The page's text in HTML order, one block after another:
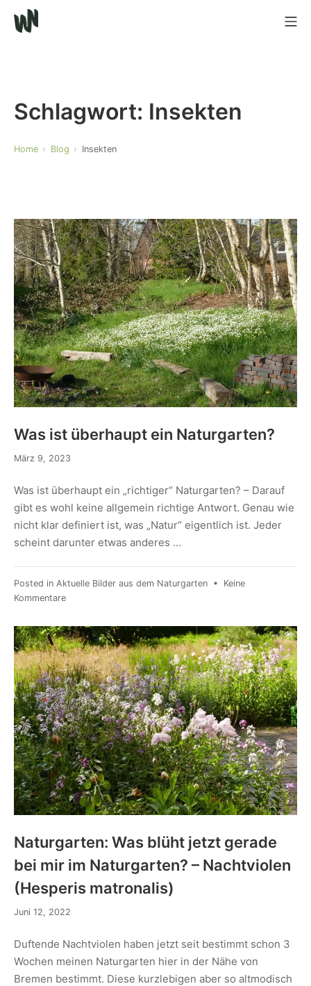
Schlagwort: Insekten
Home Blog Insekten
Was ist überhaupt ein Naturgarten?
März 9, 2023
Was ist überhaupt ein „richtiger“ Naturgarten? – Darauf
gibt es wohl keine allgemein richtige Antwort. Genau wie
nicht klar definiert ist, was „Natur“ eigentlich ist. Jeder
scheint darunter etwas anderes …
Posted in Aktuelle Bilder aus dem Naturgarten • Keine
Kommentare
Naturgarten: Was blüht jetzt gerade
bei mir im Naturgarten? – Nachtviolen
(Hesperis matronalis)
Juni 12, 2022
Duftende Nachtviolen haben jetzt seit bestimmt schon 3
Wochen meinen Naturgarten hier in der Nähe von
Bremen bestimmt. Diese kurzlebigen aber so altmodisch